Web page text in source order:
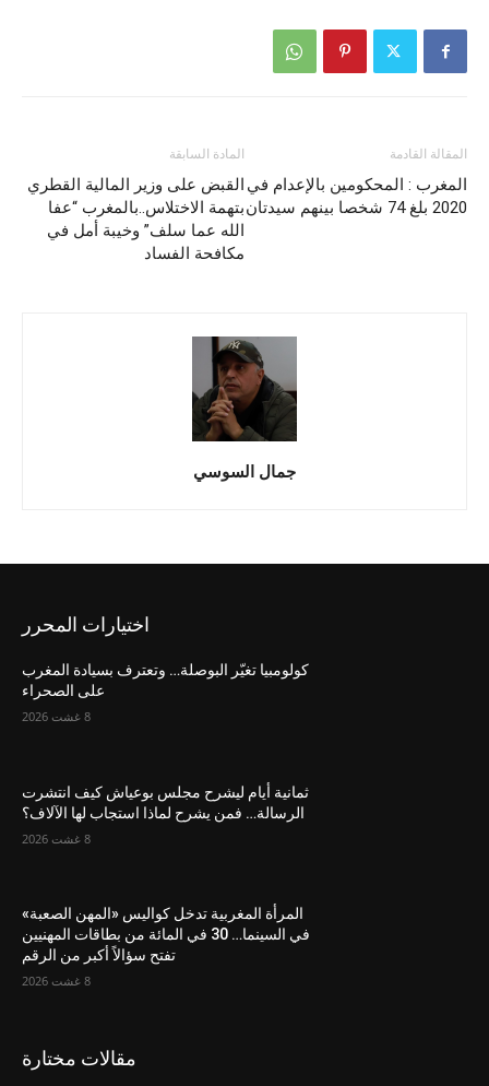
المادة السابقة
القبض على وزير المالية القطري
بتهمة الاختلاس..بالمغرب “عفا
الله عما سلف” وخيبة أمل في
مكافحة الفساد
المقالة القادمة
المغرب : المحكومين بالإعدام في
2020 بلغ 74 شخصا بينهم سيدتان
جمال السوسي
اختيارات المحرر
كولومبيا تغيّر البوصلة… وتعترف بسيادة المغرب
على الصحراء
8 غشت 2026
ثمانية أيام ليشرح مجلس بوعياش كيف انتشرت
الرسالة… فمن يشرح لماذا استجاب لها الآلاف؟
8 غشت 2026
المرأة المغربية تدخل كواليس «المهن الصعبة»
في السينما… 30 في المائة من بطاقات المهنيين
تفتح سؤالاً أكبر من الرقم
8 غشت 2026
مقالات مختارة